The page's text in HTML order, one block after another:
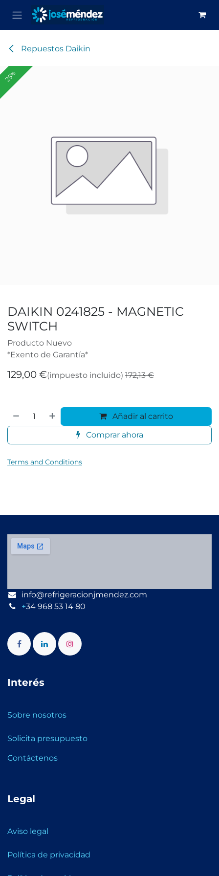
Ir al contenido
Repuestos Daikin
25%
DAIKIN 0241825 - MAGNETIC
SWITCH
Producto Nuevo
*Exento de Garantía*
129,00 €(impuesto incluido) 172,13€
Añadir al carrito
Comprar ahora
Terms and Conditions
info@refrigeracionjmendez.com
+34 968 53 14 80
Interés
Sobre nosotros
Solicita presupuesto
Contáctenos
Legal
Aviso legal
Política de privacidad